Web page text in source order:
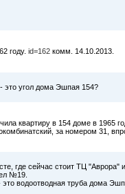
году. id=162 комм. 14.10.2013.
это угол дома Эшпая 154?
квартиру в 154 доме в 1965
за номером 31,
где сейчас стоит ТЦ
№19.
водоотводная труба дома